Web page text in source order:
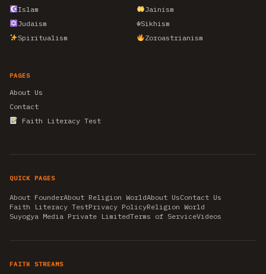
Islam
Jainism
Judaism
☬Sikhism
Spiritualism
Zoroastrianism
PAGES
About Us
Contact
Faith Literacy Test
QUICK PAGES
About FounderAbout Religion WorldAbout UsContact Us
Faith Literacy TestPrivacy PolicyReligion World
Suyogya Media Private LimitedTerms of ServiceVideos
FAITH STREAMS